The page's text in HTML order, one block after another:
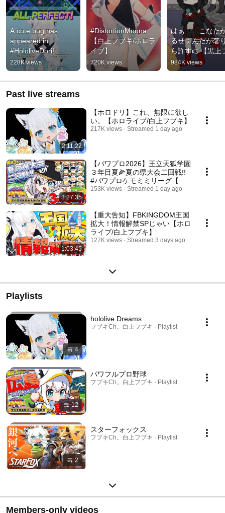
A cute bug has
appeared in
#HololiveDori!
[Hololive/Shirakami
Fubuki]
228K views
#DistortionMoona
【白上フブキ/ホロラ
イブ】
720K views
はぁ……こなた
るせぇんだが奢
ら許す👉【黒上
キ×天音こなた】
984K views
Past live streams
2:11:22
【ホロドリ】これ、無限に欲し
い。【ホロライブ/白上フブキ】
217K views Streamed 1 day ago
3:27:35
【パワプロ2026】王立天狐学園
３年目夏🌽夏の県大会二回戦!!
#パワプロケモミミリーグ【ホ
ロライブ/白上フブキ】
153K views Streamed 1 day ago
1:03:45
【重大告知】FBKINGDOM王国
拡大！情報解禁SPじゃい【ホロ
ライブ/白上フブキ】
127K views Streamed 3 days ago
Playlists
4
hololive Dreams
フブキCh。白上フブキ · Playlist
12
パワフルプロ野球
フブキCh。白上フブキ · Playlist
2
スターフォックス
フブキCh。白上フブキ · Playlist
Members-only videos